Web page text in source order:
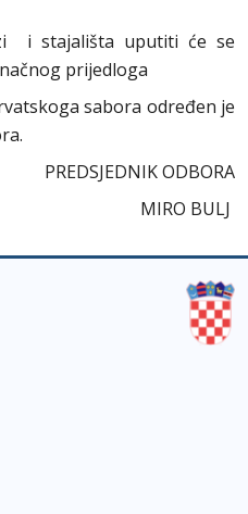
i stajališta uputiti će se
prijedloga
sabora određen je
PREDSJEDNIK ODBORA
MIRO BULJ